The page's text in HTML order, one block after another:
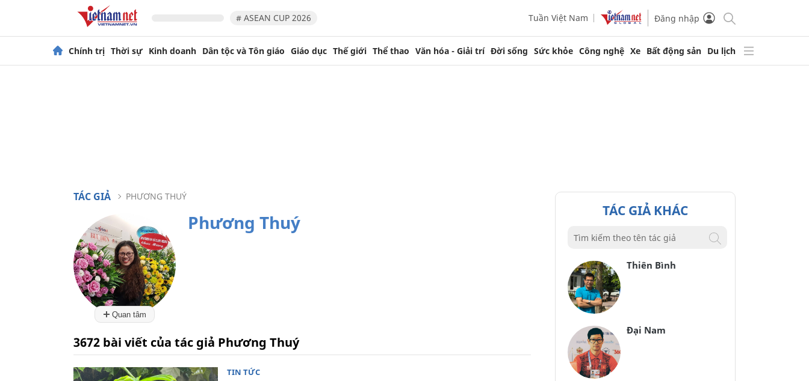
# ASEAN CUP 2026 Tuần Việt Nam Đăng nhập
Chính trị Thời sự Kinh doanh Dân tộc và Tôn giáo Giáo dục Thế giới Thể thao Văn hóa - Giải trí Đời sống Sức khỏe Công nghệ Xe Bất động sản Du lịch
TÁC GIẢ PHƯƠNG THUÝ
Quan tâm
Phương Thuý
3672 bài viết của tác giả Phương Thuý
TIN TỨC
TÁC GIẢ KHÁC
Thiên Bình
Đại Nam